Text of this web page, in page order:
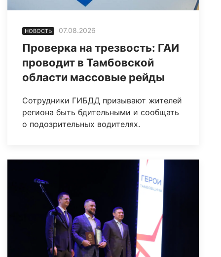
НОВОСТЬ 07.08.2026
Проверка на трезвость: ГАИ
проводит в Тамбовской
области массовые рейды
Сотрудники ГИБДД призывают жителей
региона быть бдительными и сообщать
о подозрительных водителях.